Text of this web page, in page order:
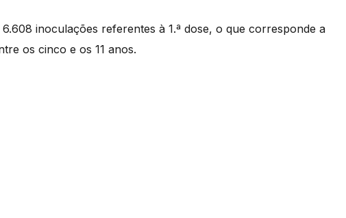
inoculações referentes à 1.ª dose, o que corresponde a
os cinco e os 11 anos.